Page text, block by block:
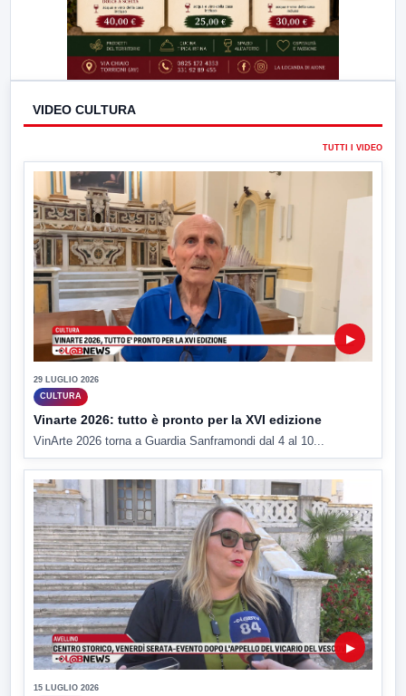
VIDEO CULTURA
TUTTI I VIDEO
▶
29 LUGLIO 2026
CULTURA
Vinarte 2026: tutto è pronto per la XVI edizione
VinArte 2026 torna a Guardia Sanframondi dal 4 al 10...
▶
15 LUGLIO 2026